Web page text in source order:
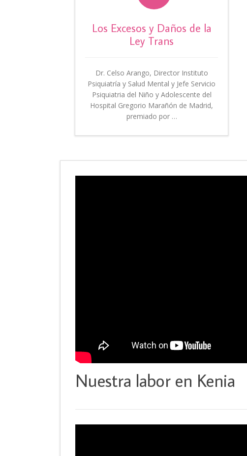
Los Excesos y Daños de la
Ley Trans
Dr. Celso Arango, Director Instituto
Psiquiatría y Salud Mental y Jefe Servicio
Psiquiatria del Niño y Adolescente del
Hospital Gregorio Marañón de Madrid,
premiado por …
Nuestra labor en Kenia